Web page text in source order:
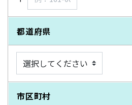
都道府県
市区町村